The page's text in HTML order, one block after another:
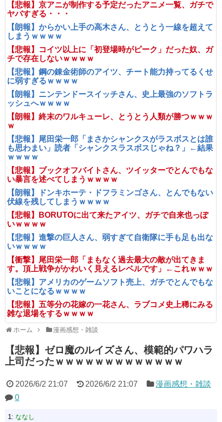
【悲報】京アニが制作する予定だったアニメ一覧、ガチで
ヤバすぎる・・・
【朗報】からかい上手の高木さん、とうとう一線を超えて
しまうｗｗｗｗ
【悲報】コイツ以上に「初登場時がピーク」だった奴、ガ
チで存在しないｗｗｗｗ
【悲報】鋼の錬金術師のアイツ、チート能力持ってるくせ
に弱すぎるｗｗｗｗ
【朗報】ニンテンドースイッチさん、史上最強のソフトラ
ッシュへｗｗｗｗ
【朗報】終末のワルキューレ、とうとう人類が勝つｗｗｗ
ｗ
【悲報】尾田栄一郎「まさかシャンクスがラスボスとは誰
も思わまい」読者「シャンクスラスボスじゃね？」←結果
ｗｗｗｗ
【悲報】ブックオフバイトさん、ツイッターでとんでもな
い暴言を述べてしまうｗｗｗｗ
【朗報】ドンキホーテ・ドフラミンゴさん、とんでもない
伏線を残してしまうｗｗｗｗ
【悲報】BORUTOに出て来たアイツ、ガチで自来也っぽ
いｗｗｗｗ
【悲報】進撃の巨人さん、弱すぎて自衛隊に手も足も出な
いｗｗｗｗ
【衝撃】尾田栄一郎「まもなく過去最大の敵が出てきま
す。頂上戦争がかわいく見えるレベルです」←これｗｗｗ
【悲報】アメリカのゲームソフト売上、ガチでとんでもな
いことになるｗｗｗｗ
【悲報】五等分の花嫁の一花さん、ラブコメ史上稀にみる
雑な退場をするｗｗｗｗ
ホーム 漫画感想・雑談
【悲報】ゼロ魔のルイズさん、模範的パワハラ
上司だったｗｗｗｗｗｗｗｗｗｗｗｗｗ
2026/6/2 21:07 2026/6/2 21:07
漫画感想・雑談
0
1: ななし